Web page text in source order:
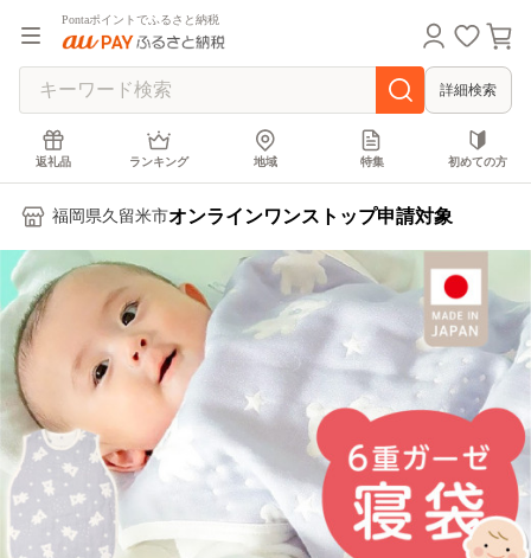
Pontaポイントでふるさと納税
詳細検索
返礼品 ランキング 地域 特集 初めての方
福岡県久留米市オンラインワンストップ申請対象